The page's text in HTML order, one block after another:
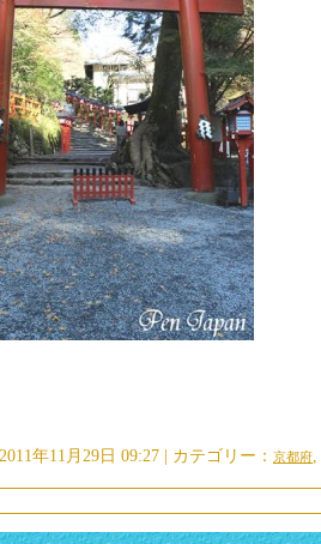
2011年11月29日 09:27 | カテゴリー： 京都府,